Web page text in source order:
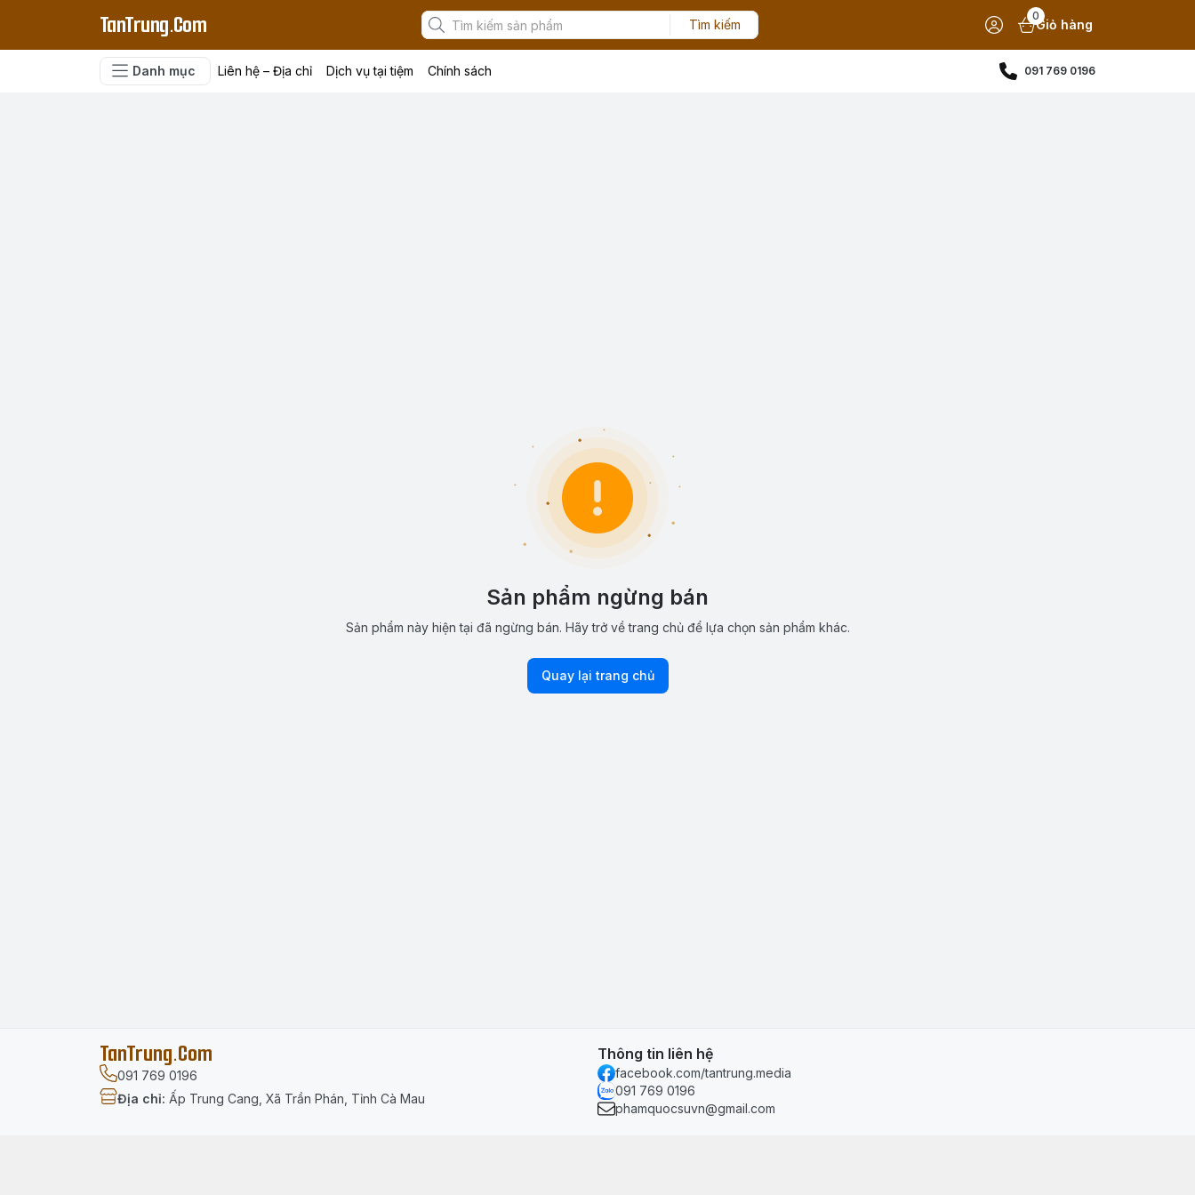
TanTrung.Com Tìm kiếm
0
Giỏ hàng
Danh mục Liên hệ – Địa chỉ Dịch vụ tại tiệm Chính sách 091 769 0196
Sản phẩm ngừng bán
Sản phẩm này hiện tại đã ngừng bán. Hãy trở về trang chủ để lựa chọn sản phẩm khác.
Quay lại trang chủ
TanTrung.Com
091 769 0196
Địa chỉ: Ấp Trung Cang, Xã Trần Phán, Tỉnh Cà Mau
Thông tin liên hệ
facebook.com/tantrung.media
091 769 0196
phamquocsuvn@gmail.com